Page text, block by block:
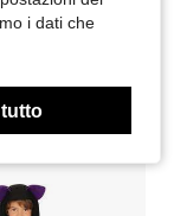
i dati che